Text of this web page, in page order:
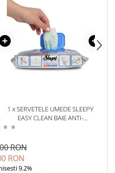
1 x SERVETELE UMEDE SLEEPY
EASY CLEAN BAIE ANTI-
CALCAR CU SPUMA ACTIVA 30
RON
RON
9.2%